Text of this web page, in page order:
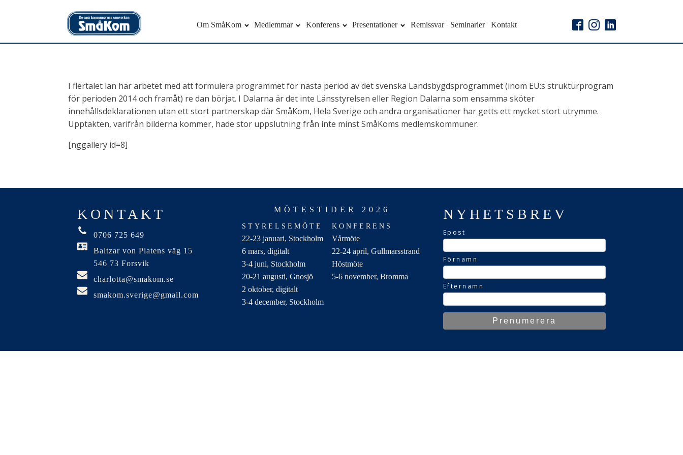
Om SmåKom Medlemmar Konferens Presentationer Remissvar Seminarier Kontakt
I flertalet län har arbetet med att formulera programmet för nästa period av det svenska Landsbygdsprogrammet (inom EU:s strukturprogram
för perioden 2014 och framåt) re dan börjat. I Dalarna är det inte Länsstyrelsen eller Region Dalarna som ensamma sköter
innehållsdeklarationen utan ett stort partnerskap där SmåKom, Hela Sverige och andra organisationer har getts ett mycket stort utrymme.
Upptakten, varifrån bilderna kommer, hade stor uppslutning från inte minst SmåKoms medlemskommuner.
[nggallery id=8]
KONTAKT
0706 725 649
Baltzar von Platens väg 15
546 73 Forsvik
charlotta@smakom.se
smakom.sverige@gmail.com
MÖTESTIDER 2026
STYRELSEMÖTE
22-23 januari, Stockholm
6 mars, digitalt
3-4 juni, Stockholm
20-21 augusti, Gnosjö
2 oktober, digitalt
3-4 december, Stockholm
KONFERENS
Vårmöte
22-24 april, Gullmarsstrand
Höstmöte
5-6 november, Bromma
NYHETSBREV
Epost
Förnamn
Efternamn